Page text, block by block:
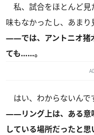
私、試合をほとんど見
味もなかったし、あまり
――では、アントニオ猪
ても……。
はい、わからないんで
――リング上は、ある意
している場所だったと思